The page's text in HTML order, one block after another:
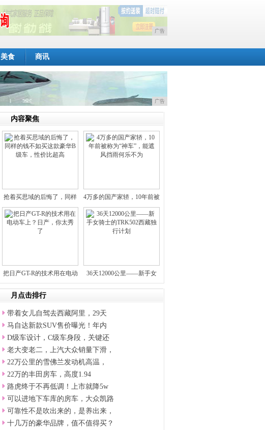
广告
美食 商讯
广告
内容聚焦
抢着买思域的后悔了，同样
的钱不
4万多的国产家轿，10年前被
称
把日产GT-R的技术用在电动
车
36天12000公里——新手女
月点击排行
带着女儿自驾去西藏阿里，29天
马自达新款SUV售价曝光！年内
D级车设计，C级车身段，关键还
老大变老二，上汽大众销量下滑，
22万公里的雪佛兰发动机高温，
22万的丰田房车，高度1.94
路虎终于不再低调！上市就降5w
可以进地下车库的房车，大众凯路
可靠性不是吹出来的，是养出来，
十几万的豪华品牌，值不值得买？